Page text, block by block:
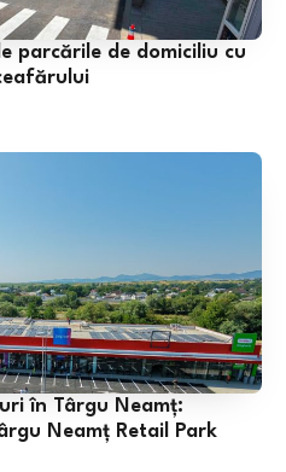
parcările de domiciliu cu
în Târgu Neamț:
Neamț Retail Park